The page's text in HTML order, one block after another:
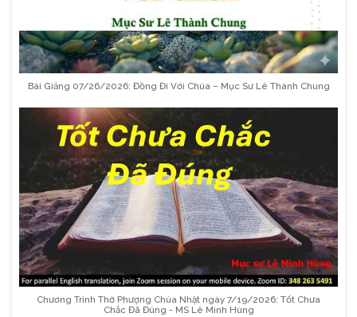
Bài Giảng 07/26/2026: Đồng Đi Với Chúa – Mục Sư Lê Thành Chung
Chương Trình Thờ Phượng Chúa Nhật ngày 7/19/2026: Tốt Chưa
Chắc Đã Đúng - MS Lê Minh Hùng